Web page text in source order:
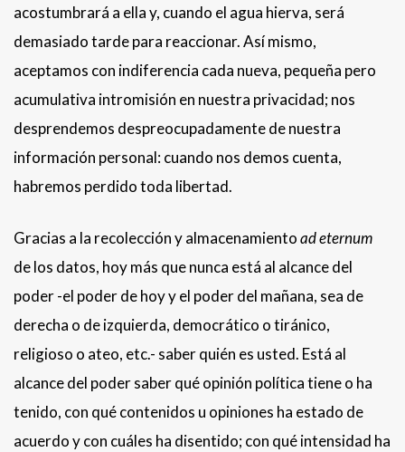
acostumbrará a ella y, cuando el agua hierva, será
demasiado tarde para reaccionar. Así mismo,
aceptamos con indiferencia cada nueva, pequeña pero
acumulativa intromisión en nuestra privacidad; nos
desprendemos despreocupadamente de nuestra
información personal: cuando nos demos cuenta,
habremos perdido toda libertad.
Gracias a la recolección y almacenamientoad eternum
de los datos, hoy más que nunca está al alcance del
poder -el poder de hoy y el poder del mañana, sea de
derecha o de izquierda, democrático o tiránico,
religioso o ateo, etc.- saber quién es usted. Está al
alcance del poder saber qué opinión política tiene o ha
tenido, con qué contenidos u opiniones ha estado de
acuerdo y con cuáles ha disentido; con qué intensidad ha